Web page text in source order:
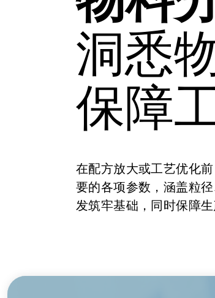
洞悉
保障
在配方放大或工艺优化
要的各项参数，涵盖粒
发筑牢基础，同时保障生